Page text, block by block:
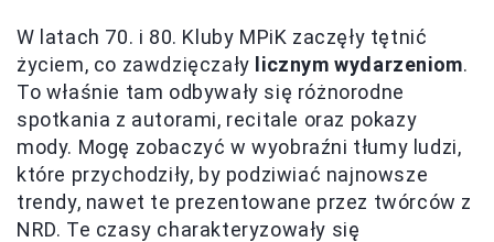
W latach 70. i 80. Kluby MPiK zaczęły tętnić
życiem, co zawdzięczały licznym wydarzeniom.
To właśnie tam odbywały się różnorodne
spotkania z autorami, recitale oraz pokazy
mody. Mogę zobaczyć w wyobraźni tłumy ludzi,
które przychodziły, by podziwiać najnowsze
trendy, nawet te prezentowane przez twórców z
NRD. Te czasy charakteryzowały się